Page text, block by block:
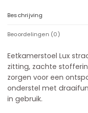
Beschrijving
Beoordelingen (0)
Eetkamerstoel Lux
zitting, zachte
zorgen voor een
onderstel met
in gebruik.